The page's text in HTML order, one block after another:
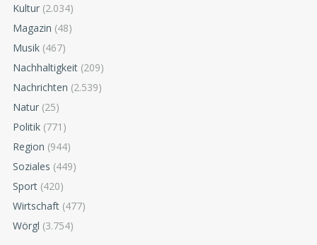
Kultur (2.034)
Magazin (48)
Musik (467)
Nachhaltigkeit (209)
Nachrichten (2.539)
Natur (25)
Politik (771)
Region (944)
Soziales (449)
Sport (420)
Wirtschaft (477)
Wörgl (3.754)